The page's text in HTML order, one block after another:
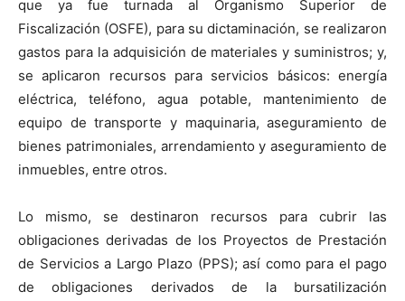
que ya fue turnada al Organismo Superior de
Fiscalización (OSFE), para su dictaminación, se realizaron
gastos para la adquisición de materiales y suministros; y,
se aplicaron recursos para servicios básicos: energía
eléctrica, teléfono, agua potable, mantenimiento de
equipo de transporte y maquinaria, aseguramiento de
bienes patrimoniales, arrendamiento y aseguramiento de
inmuebles, entre otros.
Lo mismo, se destinaron recursos para cubrir las
obligaciones derivadas de los Proyectos de Prestación
de Servicios a Largo Plazo (PPS); así como para el pago
de obligaciones derivados de la bursatilización